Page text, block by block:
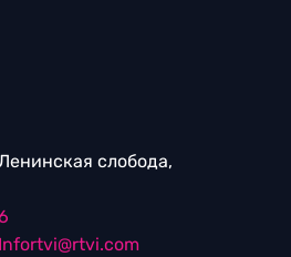
слобода,
Infortvi@rtvi.com